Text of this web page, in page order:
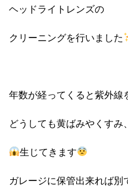
ヘッドライトレンズの
クリーニングを行いました
年数が経ってくると紫外線
どうしても黄ばみやくすみ
生じてきます
ガレージに保管出来れば別